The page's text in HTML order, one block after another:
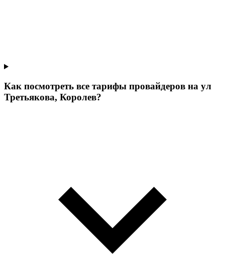
Как посмотреть все тарифы провайдеров на ул
Третьякова, Королев?